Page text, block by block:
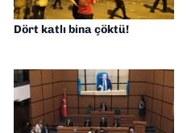
Dört katlı bina çöktü!